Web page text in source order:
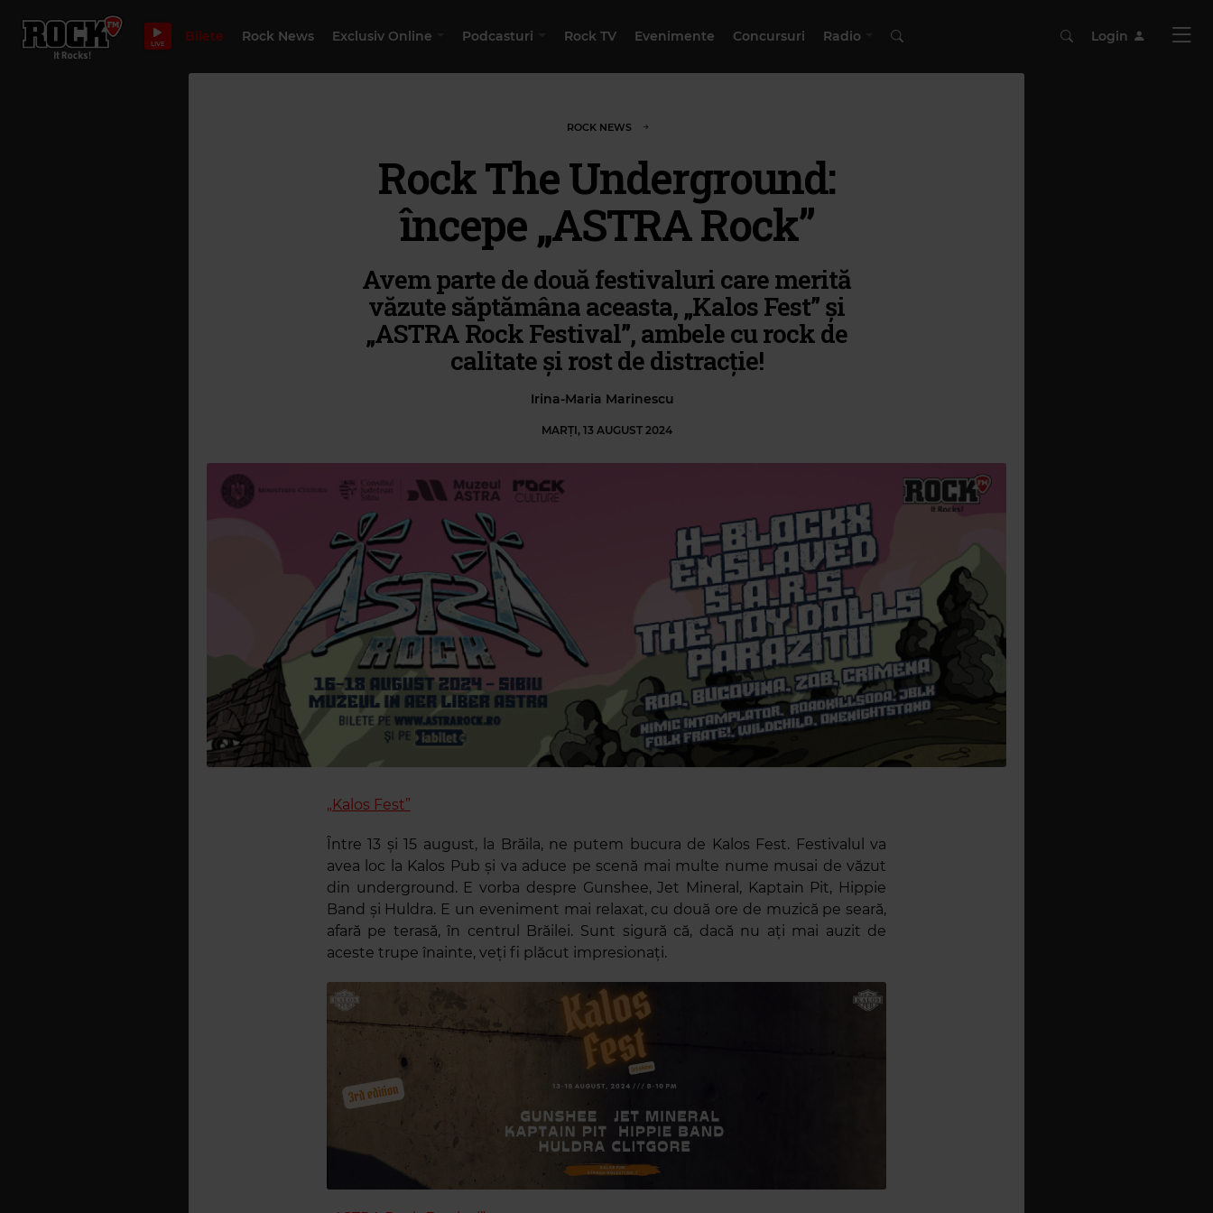
LIVE Bilete Rock News Exclusiv Online Podcasturi Rock TV Evenimente Concursuri Radio Login
ROCK NEWS
Rock The Underground:
începe „ASTRA Rock”
Avem parte de două festivaluri care merită
văzute săptămâna aceasta, „Kalos Fest” și
„ASTRA Rock Festival”, ambele cu rock de
calitate și rost de distracție!
Irina-Maria Marinescu
MARȚI, 13 AUGUST 2024
„Kalos Fest”
Între 13 și 15 august, la Brăila, ne putem bucura de Kalos Fest. Festivalul va
avea loc la Kalos Pub și va aduce pe scenă mai multe nume musai de văzut
din underground. E vorba despre Gunshee, Jet Mineral, Kaptain Pit, Hippie
Band și Huldra. E un eveniment mai relaxat, cu două ore de muzică pe seară,
afară pe terasă, în centrul Brăilei. Sunt sigură că, dacă nu ați mai auzit de
aceste trupe înainte, veți fi plăcut impresionați.